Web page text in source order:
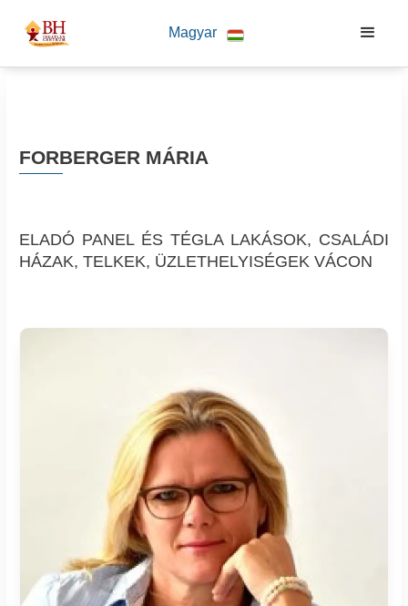
Magyar
FORBERGER MÁRIA
ELADÓ PANEL ÉS TÉGLA LAKÁSOK, CSALÁDI
HÁZAK, TELKEK, ÜZLETHELYISÉGEK VÁCON